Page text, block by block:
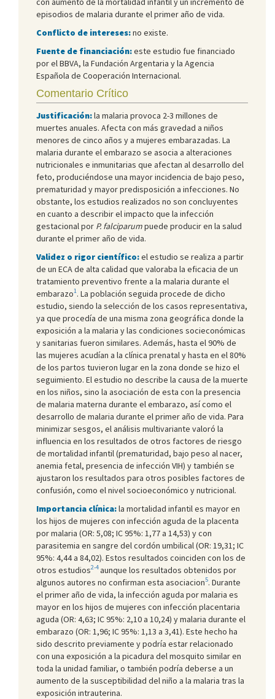
episodios de malaria durante el primer año de vida.
Conflicto de intereses:no existe.
Fuente de financiación:este estudio fue financiado
por el BBVA, la Fundación Argentaria y la Agencia
Española de Cooperación Internacional.
Comentario Crítico
Justificación:la malaria provoca 2-3 millones de
muertes anuales. Afecta con más gravedad a niños
menores de cinco años y a mujeres embarazadas. La
malaria durante el embarazo se asocia a alteraciones
nutricionales e inmunitarias que afectan al desarrollo del
feto, produciéndose una mayor incidencia de bajo peso,
prematuridad y mayor predisposición a infecciones. No
obstante, los estudios realizados no son concluyentes
en cuanto a describir el impacto que la infección
gestacional por P. falciparumpuede producir en la salud
durante el primer año de vida.
Validez o rigor científico:el estudio se realiza a partir
de un ECA de alta calidad que valoraba la eficacia de un
tratamiento preventivo frente a la malaria durante el
embarazo1. La población seguida procede de dicho
estudio, siendo la selección de los casos representativa,
ya que procedía de una misma zona geográfica donde la
exposición a la malaria y las condiciones socieconómicas
y sanitarias fueron similares. Además, hasta el 90% de
las mujeres acudían a la clínica prenatal y hasta en el 80%
de los partos tuvieron lugar en la zona donde se hizo el
seguimiento. El estudio no describe la causa de la muerte
en los niños, sino la asociación de esta con la presencia
de malaria materna durante el embarazo, así como el
desarrollo de malaria durante el primer año de vida. Para
minimizar sesgos, el análisis multivariante valoró la
influencia en los resultados de otros factores de riesgo
de mortalidad infantil (prematuridad, bajo peso al nacer,
anemia fetal, presencia de infección VIH) y también se
ajustaron los resultados para otros posibles factores de
confusión, como el nivel socioeconómico y nutricional.
Importancia clínica:la mortalidad infantil es mayor en
los hijos de mujeres con infección aguda de la placenta
por malaria (OR: 5,08; IC 95%: 1,77 a 14,53) y con
parasitemia en sangre del cordón umbilical (OR: 19,31; IC
95%: 4,44 a 84,02). Estos resultados coinciden con los de
otros estudios2-4aunque los resultados obtenidos por
algunos autores no confirman esta asociacion5. Durante
el primer año de vida, la infección aguda por malaria es
mayor en los hijos de mujeres con infección placentaria
aguda (OR: 4,63; IC 95%: 2,10 a 10,24) y malaria durante el
embarazo (OR: 1,96; IC 95%: 1,13 a 3,41). Este hecho ha
sido descrito previamente y podría estar relacionado
con una exposición a la picadura del mosquito similar en
toda la unidad familiar, o también podría deberse a un
aumento de la susceptibilidad del niño a la malaria tras la
exposición intrauterina.